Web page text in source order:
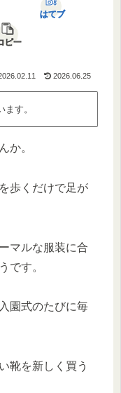
はてブ
ピー
2026.06.25
す。
か。
歩くだけで足が
マルな服装に合
です。
入園式のたびに毎
靴を新しく買う